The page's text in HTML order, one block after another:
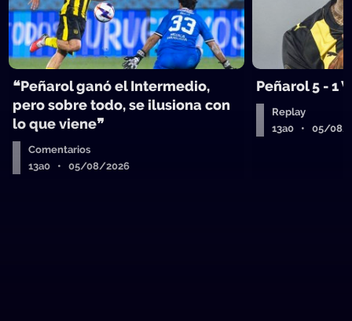
❝Peñarol ganó el Intermedio,
pero sobre todo, se ilusiona con
lo que viene❞
Comentarios
13a0 • 05/08/2026
Peñarol 5 - 1
Replay
13a0 • 05/08/